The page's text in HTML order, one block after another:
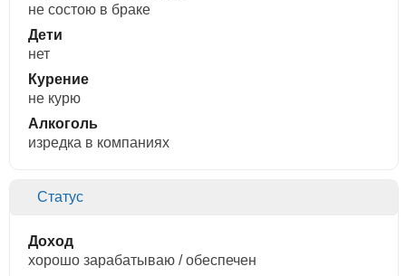
не состою в браке
Дети
нет
Курение
не курю
Алкоголь
изредка в компаниях
Статус
Доход
хорошо зарабатываю / обеспечен